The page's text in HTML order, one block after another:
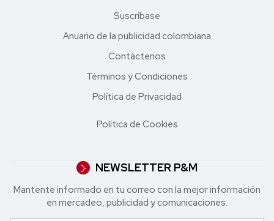
Suscríbase
Anuario de la publicidad colombiana
Contáctenos
Términos y Condiciones
Política de Privacidad
Política de Cookies
NEWSLETTER P&M
Mantente informado en tu correo con la mejor in formación
en mercadeo, publicidad y comunicaciones.